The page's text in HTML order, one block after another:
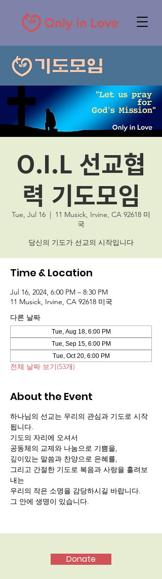
O.I.L 선교협
력 기도모임
Tue, Jul 16
  |
11 Musick, Irvine, CA 92618 미
국
당신의 기도가 선교의 시작입니다
Time & Location
Jul 16, 2024, 6:00 PM – 8:30 PM
11 Musick, Irvine, CA 92618 미국
다른 날짜
Tue, Aug 18, 6:00 PM
Tue, Sep 15, 6:00 PM
Tue, Oct 20, 6:00 PM
전체 날짜 보기(53개)
About the Event
하나님의 선교는 우리의 관심과 기도로 시작
됩니다.
기도의 자리에 오셔서
공동체의 교제와 나눔으로 기쁨을,
깊이있는 말씀과 찬양으로 은혜를,
그리고 간절한 기도로 복음과 사랑을 흘려보
내는
우리의 작은 소명을 감당하시길 바랍니다.
그 안에 생명이 있습니다.
Donate